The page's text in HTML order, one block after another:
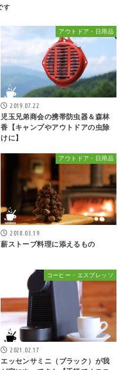
アウトドア・日用品
2019.07.22
児玉兄弟商会の携帯防虫器＆森林
香【キャンプやアウトドアの虫除
けに】
アウトドア・日用品
2018.03.19
薪ストーブ料理に添えるもの
コーヒー・エスプレッソ
2021.02.17
エッセンサミニ（ブラック）が我